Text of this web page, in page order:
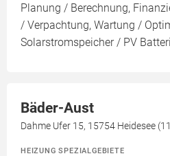
Planung / Berechnung,
/ Verpachtung, Wartung /
Solarstromspeicher / PV
Bäder-Aust
Dahme Ufer 15, 15754 Heidesee
HEIZUNG SPEZIALGEBIETE